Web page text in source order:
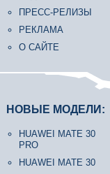
ПРЕСС-РЕЛИЗЫ
РЕКЛАМА
О САЙТЕ
НОВЫЕ МОДЕЛИ:
HUAWEI MATE 30
PRO
HUAWEI MATE 30